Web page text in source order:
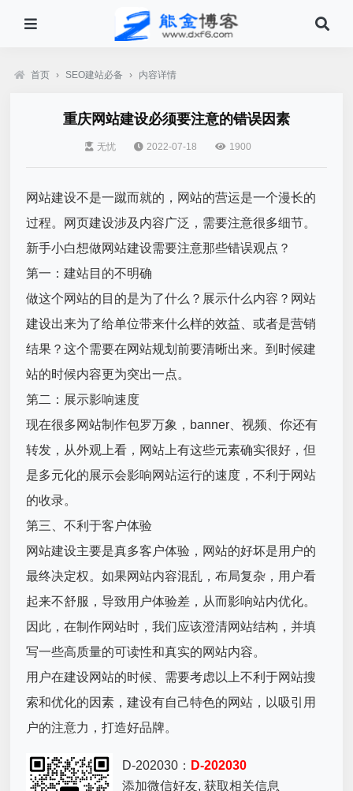
首页 › SEO建站必备 › 内容详情
重庆网站建设必须要注意的错误因素
无忧 2022-07-18 1900
网站建设不是一蹴而就的，网站的营运是一个漫长的
过程。网页建设涉及内容广泛，需要注意很多细节。
新手小白想做网站建设需要注意那些错误观点？
第一：建站目的不明确
做这个网站的目的是为了什么？展示什么内容？网站
建设出来为了给单位带来什么样的效益、或者是营销
结果？这个需要在网站规划前要清晰出来。到时候建
站的时候内容更为突出一点。
第二：展示影响速度
现在很多网站制作包罗万象，banner、视频、你还有
转发，从外观上看，网站上有这些元素确实很好，但
是多元化的展示会影响网站运行的速度，不利于网站
的收录。
第三、不利于客户体验
网站建设主要是真多客户体验，网站的好坏是用户的
最终决定权。如果网站内容混乱，布局复杂，用户看
起来不舒服，导致用户体验差，从而影响站内优化。
因此，在制作网站时，我们应该澄清网站结构，并填
写一些高质量的可读性和真实的网站内容。
用户在建设网站的时候、需要考虑以上不利于网站搜
索和优化的因素，建设有自己特色的网站，以吸引用
户的注意力，打造好品牌。
D-202030： D-202030
添加微信好友, 获取相关信息